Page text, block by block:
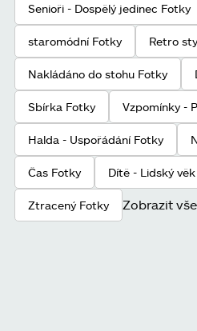
Senioři - Dospělý jedinec Fotky
staromódní Fotky Retro
Nakládáno do stohu Fotky
Sbírka Fotky Vzpomínky -
Halda - Uspořádání Fotky
Čas Fotky Dítě - Lidský
Ztracený Fotky Zobrazit